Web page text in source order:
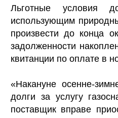
Льготные условия
использующим
произвести до конца
задолженности
квитанции по оплате в
«Накануне осенне-
долги за услугу
поставщик вправе